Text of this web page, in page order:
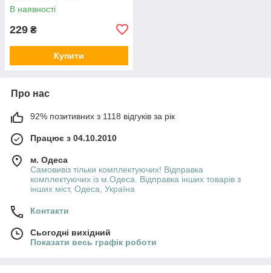
В наявності
229 ₴
Купити
Про нас
92% позитивних з 1118 відгуків за рік
Працює з 04.10.2010
м. Одеса
Самовивіз тільки комплектуючих! Відправка
комплектуючих із м.Одеса. Відправка інших товарів з
інших міст, Одеса, Україна
Контакти
Сьогодні вихідний
Показати весь графік роботи